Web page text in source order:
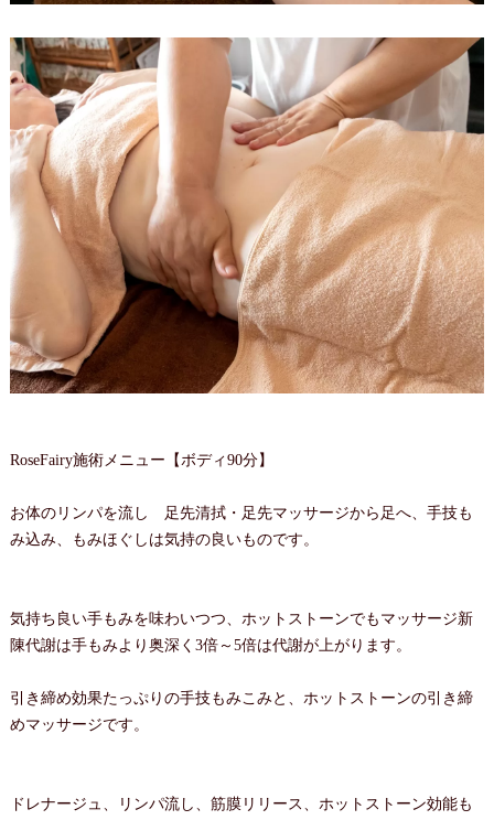
RoseFairy施術メニュー【ボディ90分】
お体のリンパを流し 足先清拭・足先マッサージから足へ、手技も
み込み、もみほぐしは気持の良いものです。
気持ち良い手もみを味わいつつ、ホットストーンでもマッサージ新
陳代謝は手もみより奥深く3倍～5倍は代謝が上がります。
引き締め効果たっぷりの手技もみこみと、ホットストーンの引き締
めマッサージです。
ドレナージュ、リンパ流し、筋膜リリース、ホットストーン効能も